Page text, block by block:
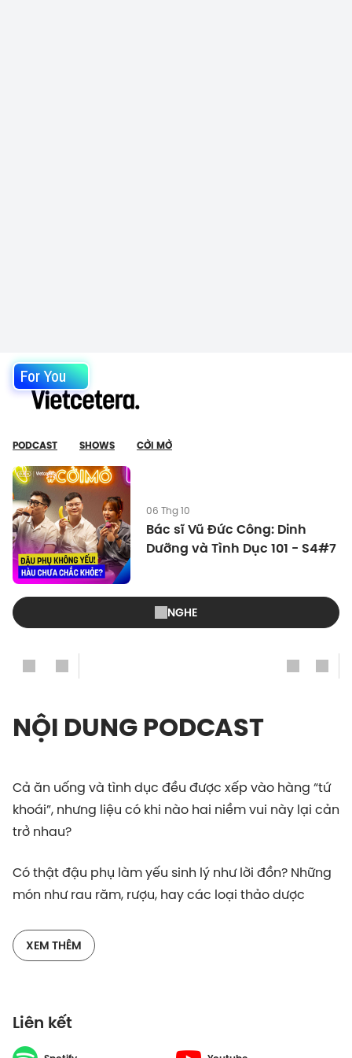
For You
PODCAST SHOWS CỞI MỞ
06 Thg 10
Bác sĩ Vũ Đức Công: Dinh
Dưỡng và Tình Dục 101 - S4#7
NGHE
NỘI DUNG PODCAST
Cả ăn uống và tình dục đều được xếp vào hàng “tứ
khoái”, nhưng liệu có khi nào hai niềm vui này lại cản
trở nhau?
Có thật đậu phụ làm yếu sinh lý như lời đồn? Những
món như rau răm, rượu, hay các loại thảo dược
sự hiệu quả? Và những loại thực phẩm tưởng chừng
vô hại nhưng lại có thể ảnh hưởng đến 'cuộc yêu'
Trong tập 7 của Cởi Mở, hãy cùng bác sĩ Vũ Đức
XEM THÊM
Liên kết